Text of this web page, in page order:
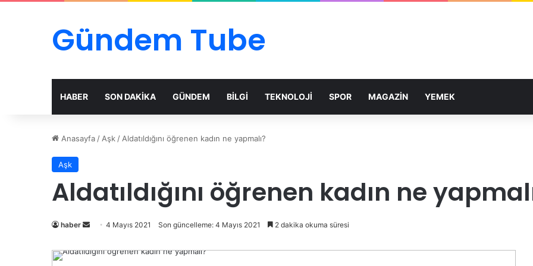
Gündem Tube
HABER SON DAKİKA GÜNDEM BİLGİ TEKNOLOJİ SPOR MAGAZİN YEMEK
Anasayfa / Aşk / Aldatıldığını öğrenen kadın ne yapmalı?
Aşk
Aldatıldığını öğrenen kadın ne
haber
Bir
posta
4 Mayıs 2021 Son güncelleme: 4 Mayıs 2021 2 dakika okuma süresi